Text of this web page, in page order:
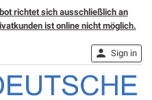
richtet sich ausschließlich an
ist online nicht möglich.
 Sign in